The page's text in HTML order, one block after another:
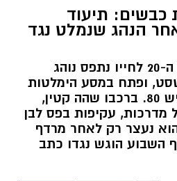
כבשים: תיעוד
הנהג שנמלט נגד
תושב הפזורה בשנות ה-20 לחייו נתפס נוהג
ופתח במסע הימלטות
מסוכן בכסייפה ובכביש 80. ברכבו שהה קטין,
מדרכות, עקיפות בפס לבן
נעצר רק לאחר מרדף
השבוע הוגש נגדו כתב